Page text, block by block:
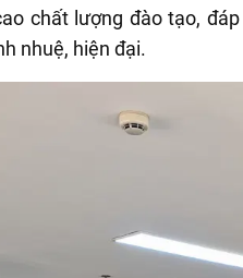
chất lượng đào tạo,
nhuệ, hiện đại.